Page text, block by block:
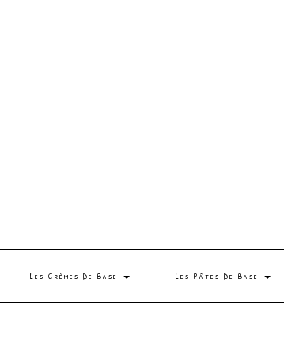
Les Crèmes De Base Les Pâtes De Base